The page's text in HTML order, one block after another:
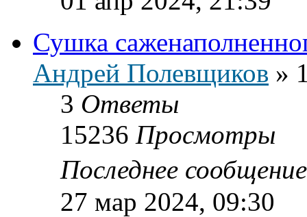
Сушка
Андрей Полевщиков »
3 Ответы
15236 Просмотры
Последнее
27 мар 2024, 09:30